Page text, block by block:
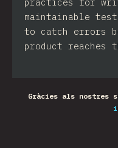
maintainable
to catch errors
product reaches
Gràcies als nostres